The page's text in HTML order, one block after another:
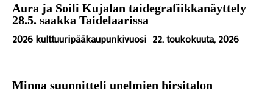
Aura ja Soili Kujalan taidegrafiikkanäyttely
28.5. saakka Taidelaarissa
2026 kulttuuripääkaupunkivuosi 22. toukokuuta, 2026
Minna suunnitteli unelmien hirsitalon